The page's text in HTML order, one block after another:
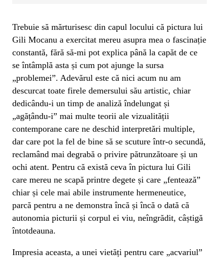
Trebuie să mărturisesc din capul locului că pictura lui
Gili Mocanu a exercitat mereu asupra mea o fascinație
constantă, fără să-mi pot explica până la capăt de ce
se întâmplă asta și cum pot ajunge la sursa
„problemei”. Adevărul este că nici acum nu am
descurcat toate firele demersului său artistic, chiar
dedicându-i un timp de analiză îndelungat și
„agățându-i” mai multe teorii ale vizualității
contemporane care ne deschid interpretări multiple,
dar care pot la fel de bine să se scuture într-o secundă,
reclamând mai degrabă o privire pătrunzătoare și un
ochi atent. Pentru că există ceva în pictura lui Gili
care mereu ne scapă printre degete și care „fentează”
chiar și cele mai abile instrumente hermeneutice,
parcă pentru a ne demonstra încă și încă o dată că
autonomia picturii și corpul ei viu, neîngrădit, câștigă
întotdeauna.
Impresia aceasta, a unei vietăți pentru care „acvariul”